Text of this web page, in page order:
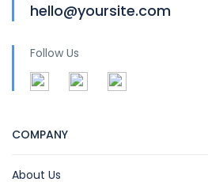
hello@yoursite.com
Follow Us
COMPANY
About Us